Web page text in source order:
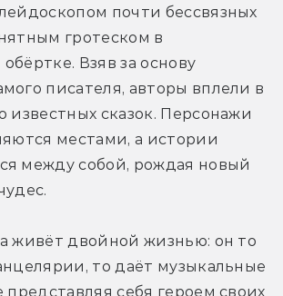
почти бессвязных
гротеском в
Взяв за основу
писателя, авторы вплели в
известных сказок. Персонажи
местами, а истории
между собой, рождая новый
живёт двойной жизнью: он то
то даёт музыкальные
представляя себя героем своих